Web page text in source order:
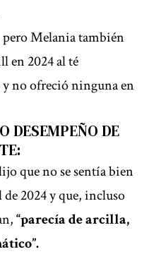
pero Melania también
en 2024 al té
no ofreció ninguna en
DESEMPEÑO DE
que no se sentía bien
2024y que, incluso
“parecía de arcilla,